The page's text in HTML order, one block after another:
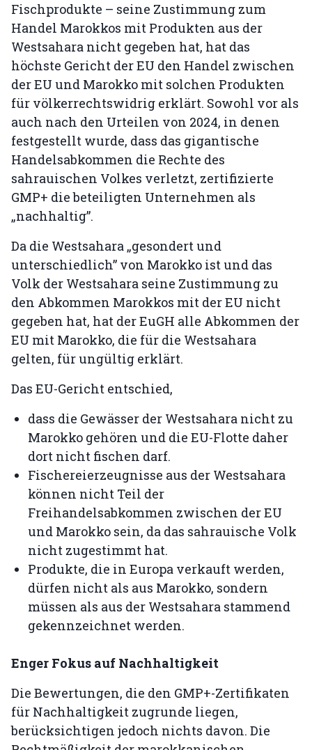
Fischprodukte – seine Zustimmung zum
Handel Marokkos mit Produkten aus der
Westsahara nicht gegeben hat, hat das
höchste Gericht der EU den Handel zwischen
der EU und Marokko mit solchen Produkten
für völkerrechtswidrig erklärt. Sowohl vor als
auch nach den Urteilen von 2024, in denen
festgestellt wurde, dass das gigantische
Handelsabkommen die Rechte des
sahrauischen Volkes verletzt, zertifizierte
GMP+ die beteiligten Unternehmen als
„nachhaltig”.
Da die Westsahara „gesondert und
unterschiedlich” von Marokko ist und das
Volk der Westsahara seine Zustimmung zu
den Abkommen Marokkos mit der EU nicht
gegeben hat, hat der EuGH alle Abkommen der
EU mit Marokko, die für die Westsahara
gelten, für ungültig erklärt.
Das EU-Gericht entschied,
dass die Gewässer der Westsahara nicht zu
Marokko gehören und die EU-Flotte daher
dort nicht fischen darf.
Fischereierzeugnisse aus der Westsahara
können nicht Teil der
Freihandelsabkommen zwischen der EU
und Marokko sein, da das sahrauische Volk
nicht zugestimmt hat.
Produkte, die in Europa verkauft werden,
dürfen nicht als aus Marokko, sondern
müssen als aus der Westsahara stammend
gekennzeichnet werden.
Enger Fokus auf Nachhaltigkeit
Die Bewertungen, die den GMP+-Zertifikaten
für Nachhaltigkeit zugrunde liegen,
berücksichtigen jedoch nichts davon. Die